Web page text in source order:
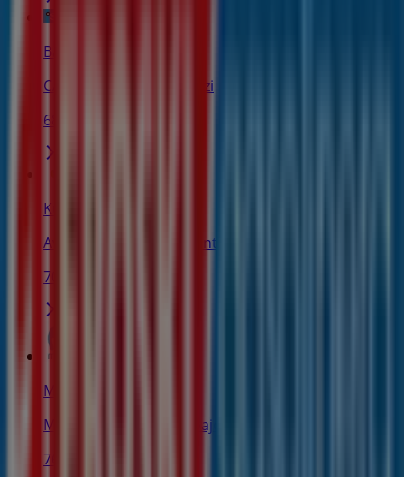
Banco Sabadell
C/ murrieta, 22, Santurtzi
68 m
Kutxa
Avda. Murrieta, 8-10, Santurtzi
70 m
Movistar
Murrieta Etorbidea, 4 bajo, Santurtzi
76 m